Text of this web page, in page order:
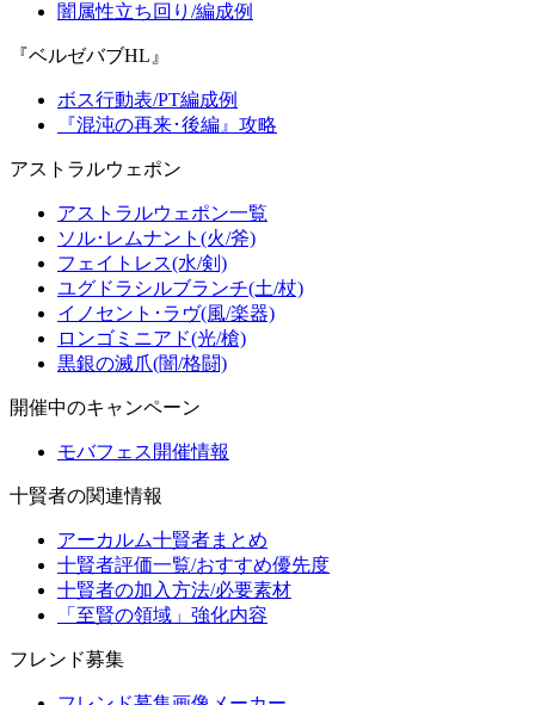
闇属性立ち回り/編成例
『ベルゼバブHL』
ボス行動表/PT編成例
『混沌の再来･後編』攻略
アストラルウェポン
アストラルウェポン一覧
ソル･レムナント(火/斧)
フェイトレス(水/剣)
ユグドラシルブランチ(土/杖)
イノセント･ラヴ(風/楽器)
ロンゴミニアド(光/槍)
黒銀の滅爪(闇/格闘)
開催中のキャンペーン
モバフェス開催情報
十賢者の関連情報
アーカルム十賢者まとめ
十賢者評価一覧/おすすめ優先度
十賢者の加入方法/必要素材
「至賢の領域」強化内容
フレンド募集